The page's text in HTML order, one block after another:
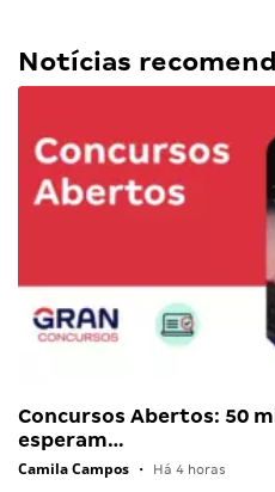
Notícias
Concursos Abertos: 50
esperam…
Camila Campos • Há 4 horas